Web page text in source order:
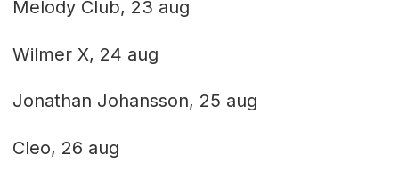
Melody Club, 23 aug
Wilmer X, 24 aug
Jonathan Johansson, 25 aug
Cleo, 26 aug